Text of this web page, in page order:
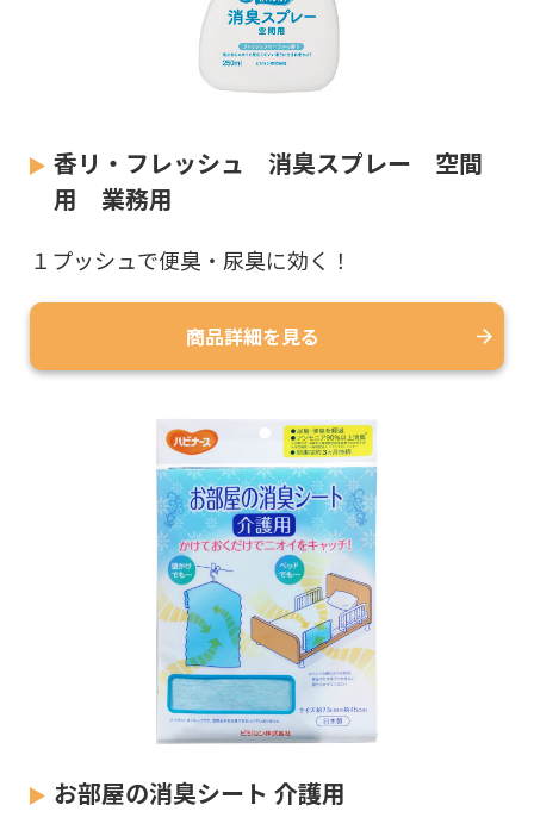
香リ・フレッシュ 消臭スプレー 空間
用 業務用
１プッシュで便臭・尿臭に効く！
商品詳細を見る
お部屋の消臭シート 介護用